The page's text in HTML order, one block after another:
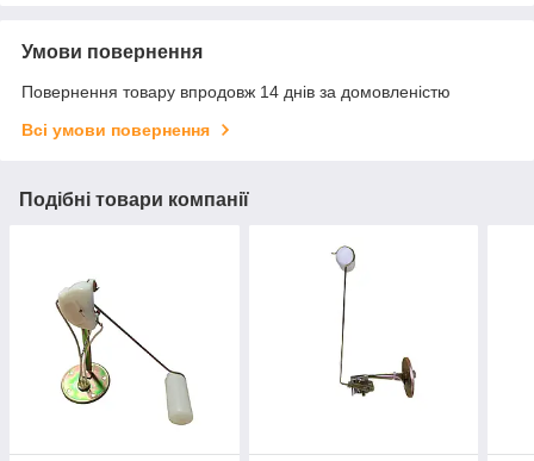
Умови повернення
Повернення товару впродовж 14 днів за домовленістю
Всі умови повернення
Подібні товари компанії